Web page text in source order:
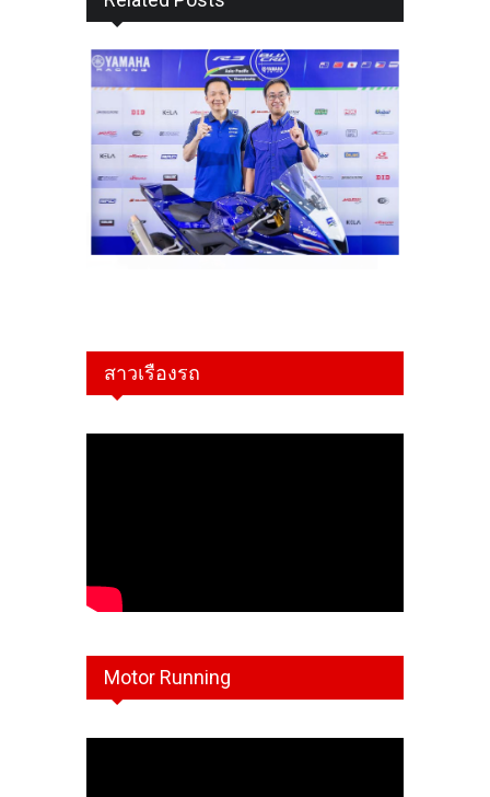
สาวเรืองรถ
Motor Running